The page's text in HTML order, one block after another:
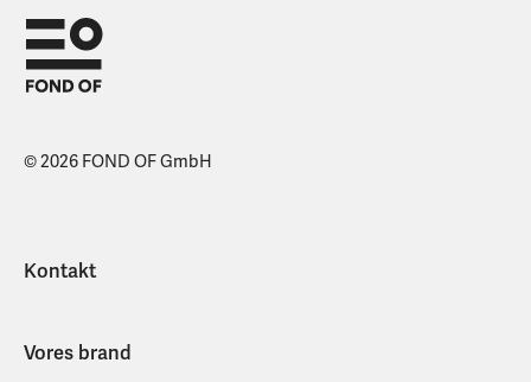
© 2026 FOND OF GmbH
Kontakt
Vores brand